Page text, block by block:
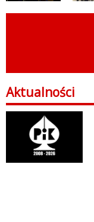
Aktualności